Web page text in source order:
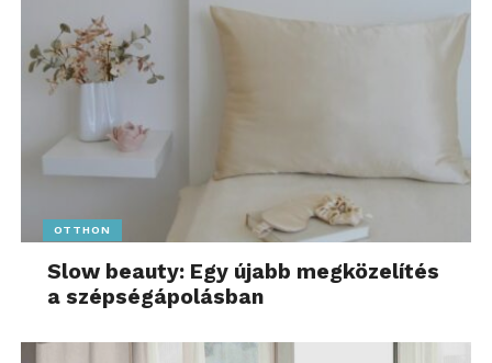
OTTHON
Slow beauty: Egy újabb megközelítés
a szépségápolásban